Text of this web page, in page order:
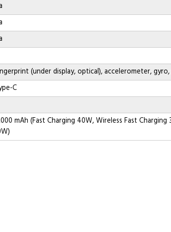
(under display, optical), accelerometer,
C
mAh (Fast Charging 40W, Wireless Fast Charging